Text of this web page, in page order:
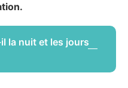
la nuit et les jours